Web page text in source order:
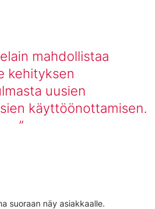
mahdollistaa
kehityksen
uusien
käyttöönottamisen.
suoraan näy asiakkaalle.